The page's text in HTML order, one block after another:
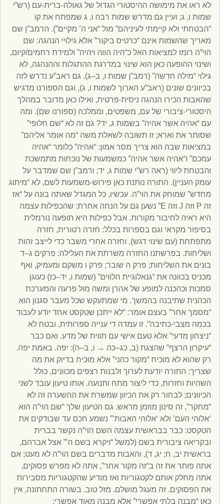
לא ראו את מימושה ההיסטורי הגדול של גאולה-ברית-עם (רש”י
שמות ו, ג; ועיין גם מדרש שמות רבה ו, ג שמפתח את קו
“הבטחתי ולא קיימתי לעיניהם” מול “אני ה’ מקיים”). הרמב”ן שם
מאריך שהשמות אינם “כרטיס ביקור” אלא גילויי הנהגה: שם
הוי”ה רומז למציאות האל כ“היה הווה ויהיה” ולמידת רחמים/קיום,
ושינוי ההופעה כאן הוא שינוי במדרגת ההתגלות וההנהגה, לא
גילוי “מילה חדשה” (רמב”ן שמות ו, ב–ג). גם ראב”ע נדרש לזה
בכיוונים שונים (ראב”ע הארוך לשמות ו, ג), וגם הספורנו מדגיש
שהאבות הכירו הנהגה ניסית-פרטית, ואילו כאן מדובר במהלך
היסטורי-ציבורי של עם, משפטים, וממלכה (ספורנו שם). ומה
עם “אהיה אשר אהיה” בשמות ג, יד? גם זה לא “שם חלופי”
שסותר את וארא; זו תשובה לשאלת משה “מה אומר אליהם”
במציאות שבה הוא צריך מסר אמון: “אהיה” כלומר “אהיה
עמכם” ו“אהיה אשר אהיה” כמשמעות של נוכחות מתמשכת
והבטחת ליווי (ראה רש”י שמות ג, יד; ורמב”ן שם שמדבר על
עומק העניין). התורה נותנת כאן פירוש-משמעות לשם, לא “מיתוג
מחדש” שמוחק את הוי”ה. עכשיו, כל המגדל שאתה בונה על “אז
זה P וזה J וזה E” נשען גם על הנחה אחרת: שהכפילות עצמה
היא ראיה לחיבור מקורות. אבל כפילות היא תופעה נורמלית
בסיפור מקראי וגם בספרות בכלל: חזרה רטורית, חזרה
מתפתחת (עם שינוי דגש), וחזרה אחרי משבר כדי לייצב זהות
ושליחות. בפרשתנו החזרה משרתת את העלילה: פרקים ג–ד
בונים את השליחות; פרק ה שובר; פרק ו משקם ומעמיק, ואף
מכניס בכוונה את “גנאלוגיית הלווים” (שמות ו, יד–כז) כעוגן
סמכות וכהכנה למופע של אהרן ומשה מול פרעה והמערכת
הכהנית שתיבנה בהמשך. מי שמתעקש שכל מעבר סגנון הוא
“מסמך אחר” בעצם אומר: “לא ייתכן שטקסט אחד יודע לעבוד
בכמה מצבי-כתיבה”. זו עמדה די ענייה ספרותית, ובטח לא
“ניצחון מדעי” אלא טעם אישי עם תווית של מדע. ואם כבר
“עיקרון הרצף” שהצגת (ב, כג–כה → ו, ב–ה): יפה. באמת יפה.
רק שהוא לא מוכיח “מקור כהני” אלא מוכיח בדיוק את מה
שצריך: התורה יודעת לערוך ולבנות רצפים מכוונים, כולל
השהיות וחזרות, כדי ליצור מתח ותנועה. אותו טיעון עובד לשני
הכיוונים; לבחור רק את הכיוון שמשרת את ההשערה זה לא
“מחקר”, זה סינון מוזמן מראש. גם הטיעון שלך “שם הוי”ה הוא
‘אלוהי העם’ ולא ‘אלוהי האבות’” נשמע חכם עד שבודקים את
הטקסט: כבר בבראשית עצמה השם הוי”ה נקשר בברית
ובקריאה ציבורית בשם (למשל “ויקרא בשם ה’” אצל אברהם,
בראשית יב, ח; יג, ד), והאבות מדברים בשם הוי”ה לא מעט; אם
אתה פותר את זה ב“זה מקור אחר”, אתה לא מפרש פסוקים,
אתה מחלק אותם לקטגוריות ואז מודיע שהקטגוריות מסבירות
את הפסוקים. זה מעגל מושלם. מזל טוב. בשורה התחתונה, אין
כאן “מבנה בלתי אפשרי” אלא מבנה מאוד אפשרי: